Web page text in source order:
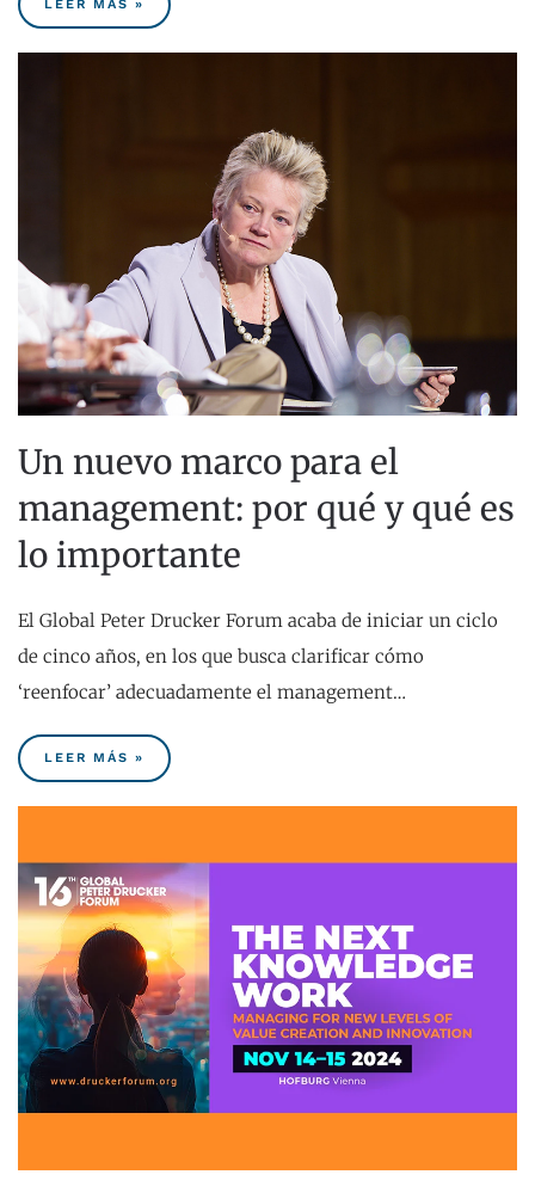
LEER MÁS »
Un nuevo marco para el
management: por qué y qué es
lo importante
El Global Peter Drucker Forum acaba de iniciar un ciclo
de cinco años, en los que busca clarificar cómo
‘reenfocar’ adecuadamente el management…
LEER MÁS »